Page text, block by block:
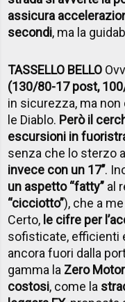
assicura
secondi, ma la
TASSELLO BELLO
(130/80-17 post,
in sicurezza, ma non
le Diablo. Però il
escursioni in
senza che lo sterzo
invece con un 17’’.
un aspetto “fatty” al
“cicciotto”), che a
Certo, le cifre per
sofisticate, efficienti
ancora fuori dalla
gamma la Zero
costosi, come la